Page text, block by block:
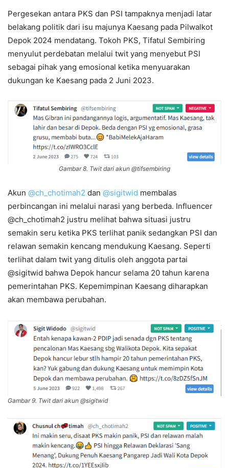
Pergesekan antara PKS dan PSI tampaknya menjadi latar
belakang politik dari isu majunya Kaesang pada Pilwalkot
Depok 2024 mendatang. Tokoh PKS, Tifatul Sembiring
menyulut perdebatan melalui twit yang menyebut PSI
sebagai pihak yang emosional ketika menyuarakan
dukungan ke Kaesang pada 2 Juni 2023.
Gambar 8. Twit dari akun @tifsembiring
Akun @ch_chotimah2 dan @sigitwid membalas
perbincangan ini melalui narasi yang berbeda. Influencer
@ch_chotimah2 justru melihat bahwa situasi justru
semakin seru ketika PKS terlihat panik sedangkan PSI dan
relawan semakin kencang mendukung Kaesang. Seperti
terlihat dalam twit yang ditulis oleh anggota partai
@sigitwid bahwa Depok hancur selama 20 tahun karena
pemerintahan PKS. Kepemimpinan Kaesang diharapkan
akan membawa perubahan.
Gambar 9. Twit dari akun @sigitwid